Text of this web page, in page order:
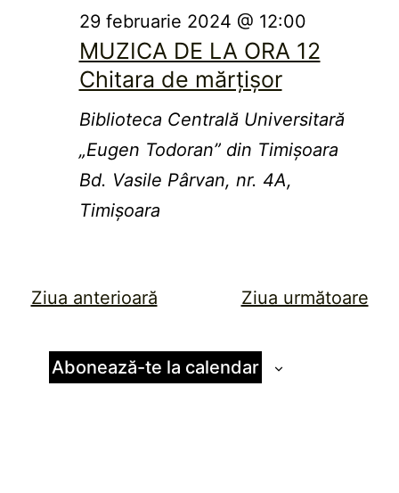
februarie
2024
și
căutare
MUZICA DE LA ORA 12
Chitara de mărțișor
29 februarie 2024 @ 12:00
Biblioteca Centrală Universitară
„Eugen Todoran” din Timişoara
Bd. Vasile Pârvan, nr. 4A,
Timișoara
Ziua anterioară Ziua următoare
Abonează-te la calendar